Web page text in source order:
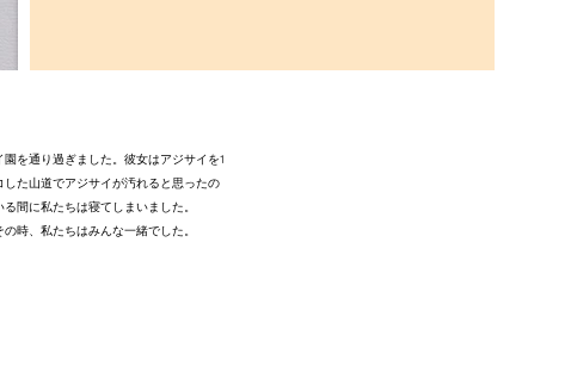
を通り過ぎました。彼女はアジサイを1
た山道でアジサイが汚れると思ったの
間に私たちは寝てしまいました。
時、私たちはみんな一緒でした。